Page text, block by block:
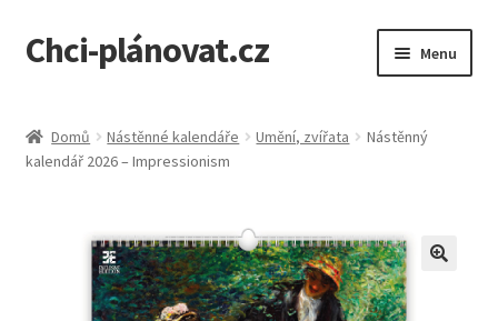
Přeskočit
na
Přejít
k
webu
Chci-plánovat.cz Menu
Individuální kalendáře a plakáty
Domů Nástěnné kalendáře Umění, zvířata
Nástěnný
kalendář 2026 – Impressionism